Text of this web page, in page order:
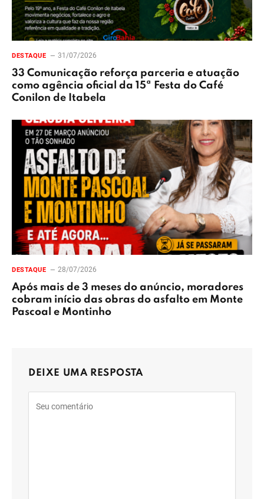
DESTAQUE 31/07/2026
33 Comunicação reforça parceria e atuação
como agência oficial da 15ª Festa do Café
Conilon de Itabela
DESTAQUE 28/07/2026
Após mais de 3 meses do anúncio, moradores
cobram início das obras do asfalto em Monte
Pascoal e Montinho
DEIXE UMA RESPOSTA